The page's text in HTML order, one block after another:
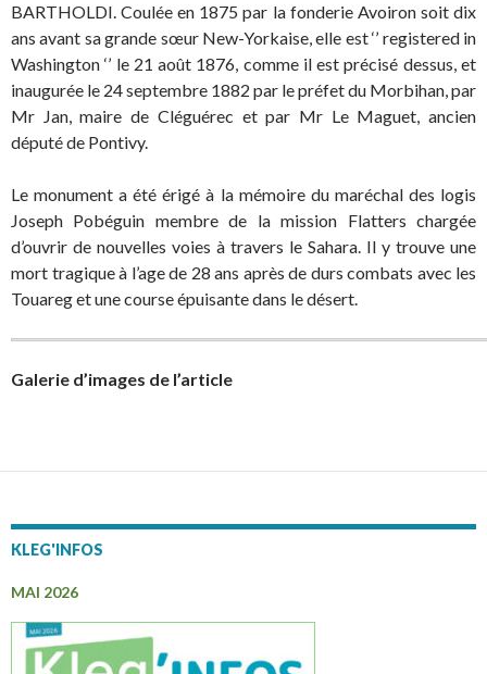
BARTHOLDI. Coulée en 1875 par la fonderie Avoiron soit dix
ans avant sa grande sœur New-Yorkaise, elle est ‘’ registered in
Washington ‘’ le 21 août 1876, comme il est précisé dessus, et
inaugurée le 24 septembre 1882 par le préfet du Morbihan, par
Mr Jan, maire de Cléguérec et par Mr Le Maguet, ancien
député de Pontivy.
Le monument a été érigé à la mémoire du maréchal des logis
Joseph Pobéguin membre de la mission Flatters chargée
d’ouvrir de nouvelles voies à travers le Sahara. Il y trouve une
mort tragique à l’age de 28 ans après de durs combats avec les
Touareg et une course épuisante dans le désert.
Galerie d’images de l’article
KLEG'INFOS
MAI 2026